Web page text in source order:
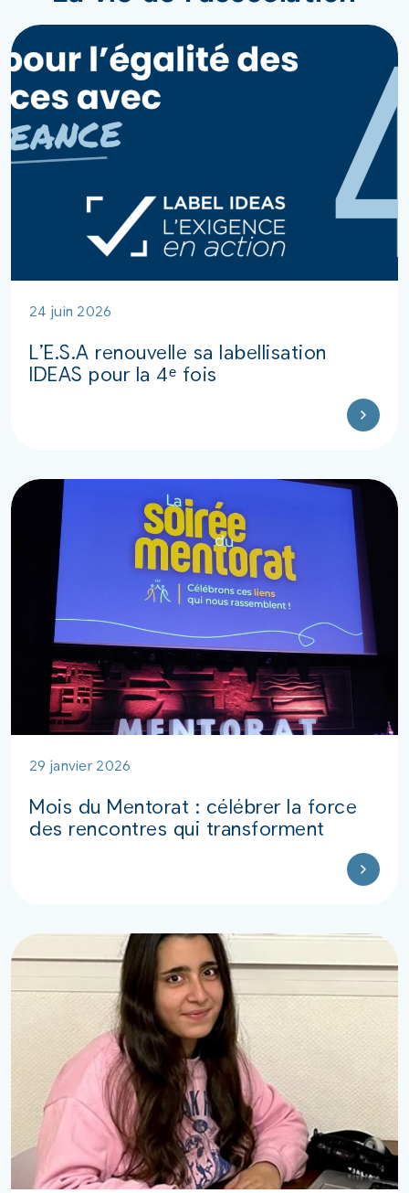
24 juin 2026
L’E.S.A renouvelle sa labellisation
IDEAS pour la 4ᵉ fois
29 janvier 2026
Mois du Mentorat : célébrer la force
des rencontres qui transforment